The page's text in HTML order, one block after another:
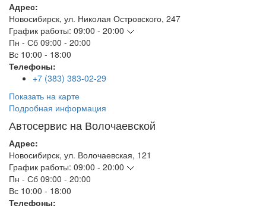
Адрес:
Новосибирск, ул. Николая Островского, 247
График работы: 09:00 - 20:00
Пн - Сб 09:00 - 20:00
Вс 10:00 - 18:00
Телефоны:
+7 (383) 383-02-29
Показать на карте
Подробная информация
Автосервис на Волочаевской
Адрес:
Новосибирск, ул. Волочаевская, 121
График работы: 09:00 - 20:00
Пн - Сб 09:00 - 20:00
Вс 10:00 - 18:00
Телефоны: